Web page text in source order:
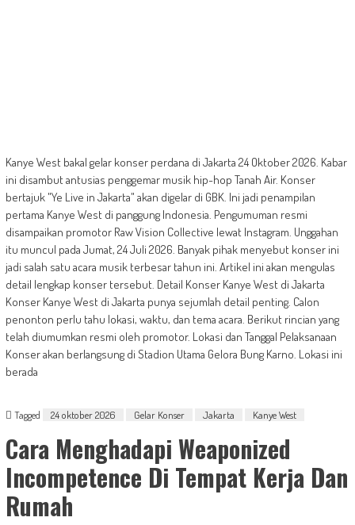
Kanye West bakal gelar konser perdana di Jakarta 24 Oktober 2026. Kabar
ini disambut antusias penggemar musik hip-hop Tanah Air. Konser
bertajuk "Ye Live in Jakarta" akan digelar di GBK. Ini jadi penampilan
pertama Kanye West di panggung Indonesia. Pengumuman resmi
disampaikan promotor Raw Vision Collective lewat Instagram. Unggahan
itu muncul pada Jumat, 24 Juli 2026. Banyak pihak menyebut konser ini
jadi salah satu acara musik terbesar tahun ini. Artikel ini akan mengulas
detail lengkap konser tersebut. Detail Konser Kanye West di Jakarta
Konser Kanye West di Jakarta punya sejumlah detail penting. Calon
penonton perlu tahu lokasi, waktu, dan tema acara. Berikut rincian yang
telah diumumkan resmi oleh promotor. Lokasi dan Tanggal Pelaksanaan
Konser akan berlangsung di Stadion Utama Gelora Bung Karno. Lokasi ini
berada
Tagged 24 oktober 2026 Gelar Konser Jakarta Kanye West
Cara Menghadapi Weaponized
Incompetence Di Tempat Kerja Dan
Rumah